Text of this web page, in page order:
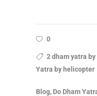
0
2 dham yatra
Yatra by helicopter
Blog, Do Dham